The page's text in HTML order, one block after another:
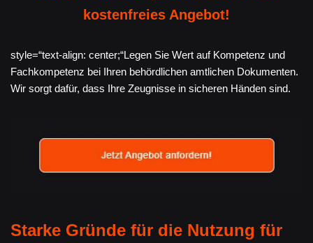
kostenfreies Angebot!
style=“text-align: center;“Legen Sie Wert auf Kompetenz und
Fachkompetenz bei Ihren behördlichen amtlichen Dokumenten.
Wir sorgt dafür, dass Ihre Zeugnisse in sicheren Händen sind.
Starke Gründe für die Nutzung für